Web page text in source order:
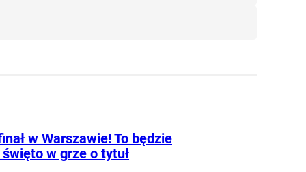
w Warszawie! To będzie
w grze o tytuł